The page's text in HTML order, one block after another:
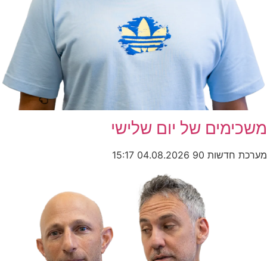
משכימים של יום שלישי
מערכת חדשות 90 04.08.2026
15:17